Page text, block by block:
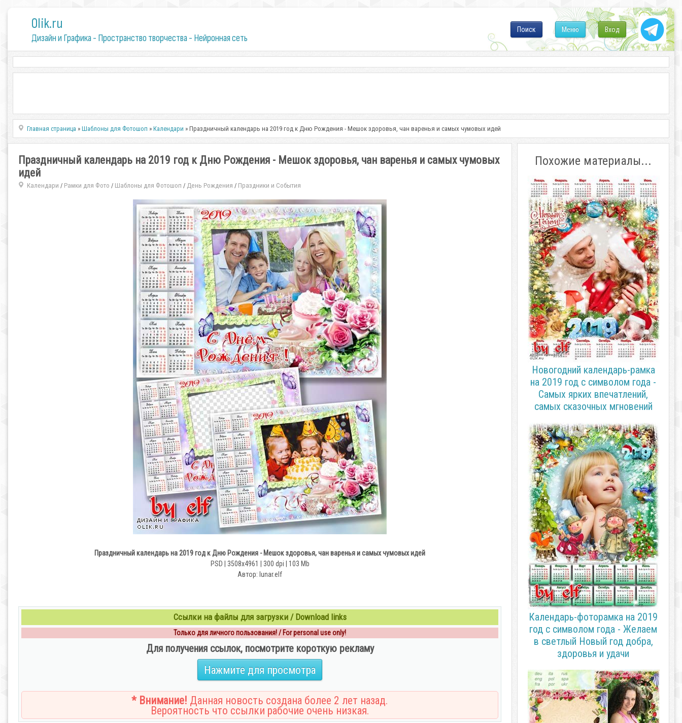
0lik.ru
Дизайн и Графика - Пространство творчества - Нейронная сеть
Вход
Меню
Поиск
Главная страница »Шаблоны для Фотошоп »Календари » Праздничный календарь на 2019 год к Дню Рождения - Мешок здоровья, чан варенья и самых чумовых идей
Праздничный календарь на 2019 год к Дню Рождения - Мешок здоровья, чан варенья и самых чумовых
идей
Календари / Рамки для Фото / Шаблоны для Фотошоп / День Рождения / Праздники и События
Праздничный календарь на 2019 год к Дню Рождения - Мешок здоровья, чан варенья и самых чумовых идей
PSD | 3508x4961 | 300 dpi | 103 Mb
Автор: lunar.elf
Ссылки на файлы для загрузки / Download links
Только для личного пользования! / For personal use only!
Для получения ссылок, посмотрите короткую рекламу
Нажмите для просмотра
* Внимание! Данная новость создана более 2 лет назад.
Вероятность что ссылки рабочие очень низкая.
Похожие материалы...
Новогодний календарь-рамка
на 2019 год с символом года -
Самых ярких впечатлений,
самых сказочных мгновений
Календарь-фоторамка на 2019
год с символом года - Желаем
в светлый Новый год добра,
здоровья и удачи